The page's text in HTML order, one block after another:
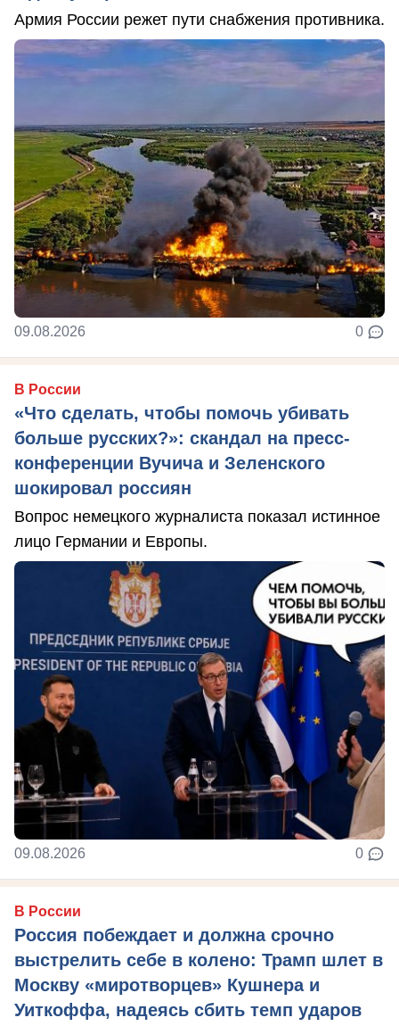
Армия России режет пути снабжения противника.
09.08.2026 0
В России
«Что сделать, чтобы помочь убивать
больше русских?»: скандал на пресс-
конференции Вучича и Зеленского
шокировал россиян
Вопрос немецкого журналиста показал истинное
лицо Германии и Европы.
09.08.2026 0
В России
Россия побеждает и должна срочно
выстрелить себе в колено: Трамп шлет в
Москву «миротворцев» Кушнера и
Уиткоффа, надеясь сбить темп ударов